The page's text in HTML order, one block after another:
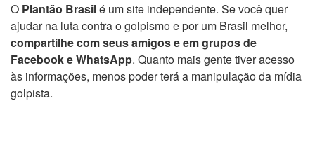
O Plantão Brasilé um site independente. Se você quer
ajudar na luta contra o golpismo e por um Brasil melhor,
compartilhe com seus amigos e em grupos de
Facebook e WhatsApp. Quanto mais gente tiver acesso
às informações, menos poder terá a manipulação da mídia
golpista.